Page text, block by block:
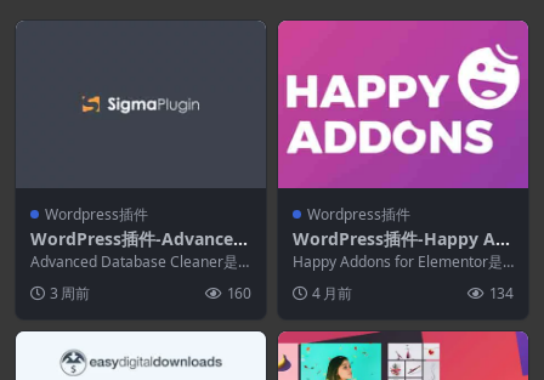
Wordpress插件
WordPress插件-Advanced
Database Cleaner Pro 4.2.
0
Advanced Database Cleaner是
3 周前 160
Wordpress插件
WordPress插件-Happy Ad
dons for Elementor Pro 3.
5.0
Happy Addons for Elementor是
4 月前 134